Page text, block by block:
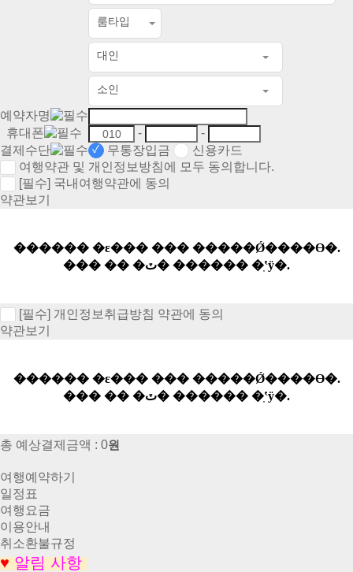
룸타입
대인
소인
예약자명
휴대폰
-
-
결제수단
무통장입금
신용카드
여행약관 및 개인정보방침에 모두 동의합니다.
[필수] 국내여행약관에 동의
약관보기
[필수] 개인정보취급방침 약관에 동의
약관보기
총 예상결제금액 : 0원
여행예약하기
일정표
여행요금
이용안내
취소환불규정
♥ 알림 사항